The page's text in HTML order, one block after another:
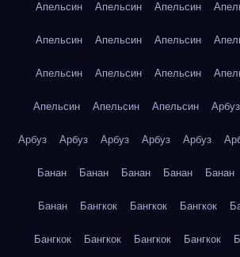
Апельсин Апельсин Апельсин
Апельсин Апельсин Апельсин
Апельсин Апельсин Апельсин
Апельсин Апельсин Апельсин Арбуз
Арбуз Арбуз Арбуз Арбуз Арбуз
Банан Банан Банан Банан Банан
Банан Бангкок Бангкок Бангкок
Бангкок Бангкок Бангкок Бангкок